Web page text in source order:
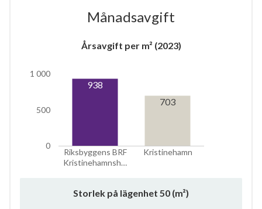
Månadsavgift
Årsavgift per m² (2023)
Riksbyggens BRF
Kristinehamnsh…
Kristinehamn
0
500
1 000
938
703
Storlek på lägenhet 50 (m²)